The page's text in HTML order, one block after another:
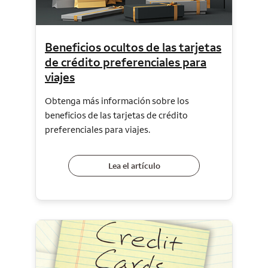
Beneficios ocultos de las tarjetas
de crédito preferenciales para
viajes
Obtenga más información sobre los
beneficios de las tarjetas de crédito
preferenciales para viajes.
Lea el artículo